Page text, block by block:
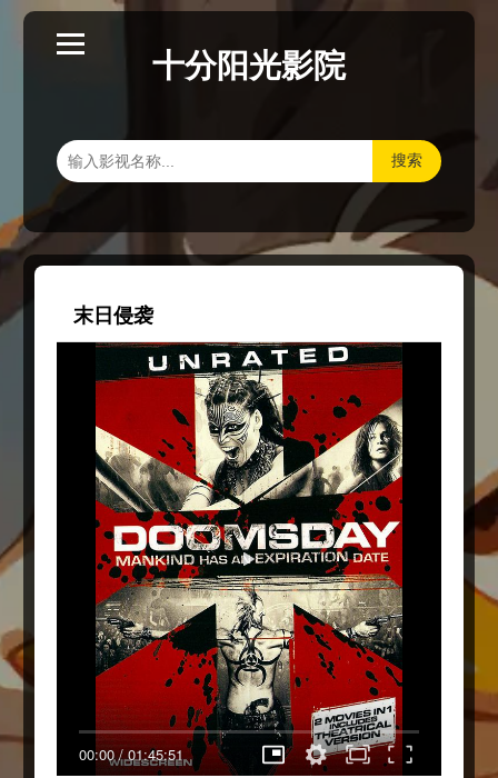
十分阳光影院
搜索
末日侵袭
00:00/01:45:51